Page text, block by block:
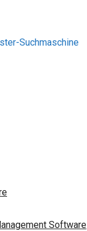
Suchmaschine
Software